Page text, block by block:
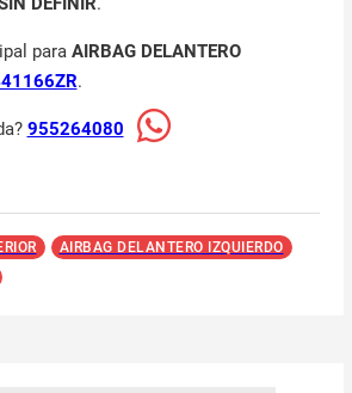
para AIRBAG DELANTERO
.
955264080
AIRBAG DELANTERO IZQUIERDO